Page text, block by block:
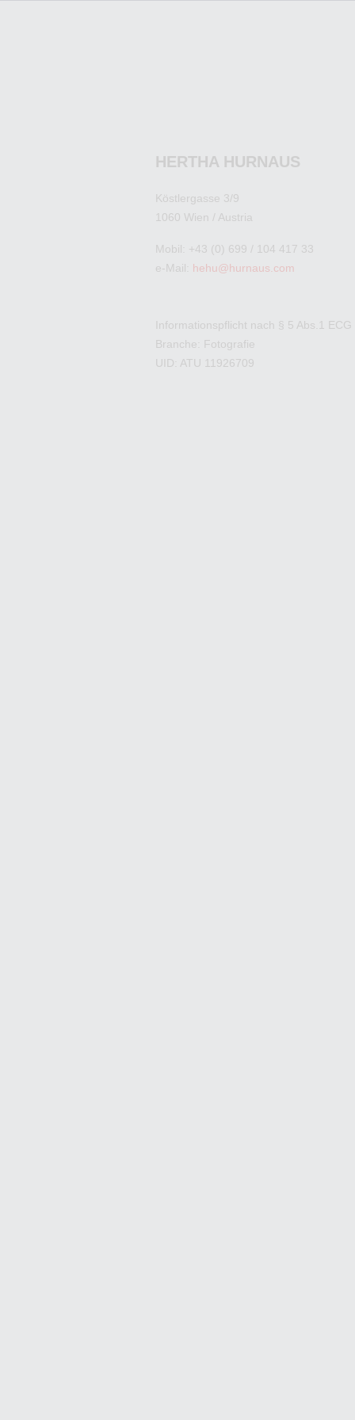
HERTHA HURNAUS
Köstlergasse 3/9
1060 Wien / Austria
Mobil: +43 (0) 699 / 104 417 33
e-Mail: hehu@hurnaus.com
Informationspflicht nach § 5 Abs.1 ECG
Branche: Fotografie
UID: ATU 11926709